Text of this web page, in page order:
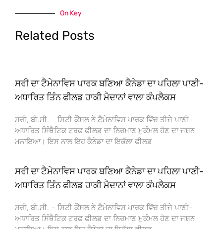
On Key
Related Posts
ਸਰੀ ਦਾ ਟੈਮੇਨਾਵਿਸ ਪਾਰਕ ਬਣਿਆ ਕੈਨੇਡਾ ਦਾ ਪਹਿਲਾ ਪਾਣੀ-
ਅਧਾਰਿਤ ਤਿੰਨ ਫੀਲਡ ਹਾਕੀ ਮੈਦਾਨਾਂ ਵਾਲਾ ਕੰਪਲੈਕਸ
ਸਰੀ, ਬੀ.ਸੀ. – ਸਿਟੀ ਕੌਂਸਲ ਨੇ ਟੈਮੇਨਾਵਿਸ ਪਾਰਕ ਵਿੱਚ ਤੀਜੇ ਪਾਣੀ-
ਅਧਾਰਿਤ ਸਿੰਥੈਟਿਕ ਟਰਫ਼ ਫੀਲਡ ਦਾ ਨਿਰਮਾਣ ਮੁਕੰਮਲ ਹੋਣ ਦਾ ਜਸ਼ਨ
ਮਨਾਇਆ। ਇਸ ਨਾਲ ਇਹ ਕੈਨੇਡਾ ਦਾ ਇਕੱਲਾ ਫੀਲਡ
ਸਰੀ ਦਾ ਟੈਮੇਨਾਵਿਸ ਪਾਰਕ ਬਣਿਆ ਕੈਨੇਡਾ ਦਾ ਪਹਿਲਾ ਪਾਣੀ-
ਅਧਾਰਿਤ ਤਿੰਨ ਫੀਲਡ ਹਾਕੀ ਮੈਦਾਨਾਂ ਵਾਲਾ ਕੰਪਲੈਕਸ
ਸਰੀ, ਬੀ.ਸੀ. – ਸਿਟੀ ਕੌਂਸਲ ਨੇ ਟੈਮੇਨਾਵਿਸ ਪਾਰਕ ਵਿੱਚ ਤੀਜੇ ਪਾਣੀ-
ਅਧਾਰਿਤ ਸਿੰਥੈਟਿਕ ਟਰਫ਼ ਫੀਲਡ ਦਾ ਨਿਰਮਾਣ ਮੁਕੰਮਲ ਹੋਣ ਦਾ ਜਸ਼ਨ